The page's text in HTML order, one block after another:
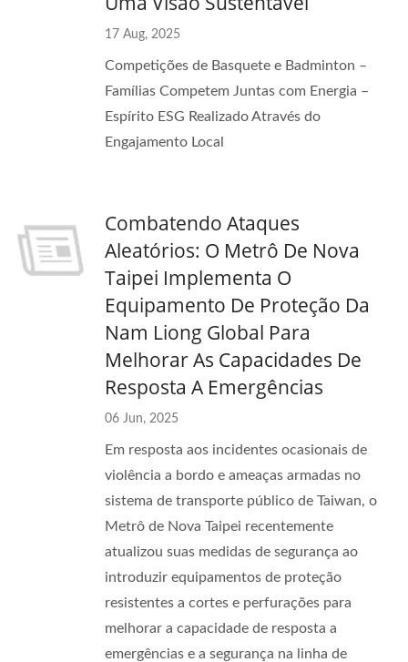
17 Aug, 2025
Competições de Basquete e Badminton –
Famílias Competem Juntas com Energia –
Espírito ESG Realizado Através do
Engajamento Local
Combatendo Ataques
Aleatórios: O Metrô De Nova
Taipei Implementa O
Equipamento De Proteção Da
Nam Liong Global Para
Melhorar As Capacidades De
Resposta A Emergências
06 Jun, 2025
Em resposta aos incidentes ocasionais de
violência a bordo e ameaças armadas no
sistema de transporte público de Taiwan, o
Metrô de Nova Taipei recentemente
atualizou suas medidas de segurança ao
introduzir equipamentos de proteção
resistentes a cortes e perfurações para
melhorar a capacidade de resposta a
emergências e a segurança na linha de